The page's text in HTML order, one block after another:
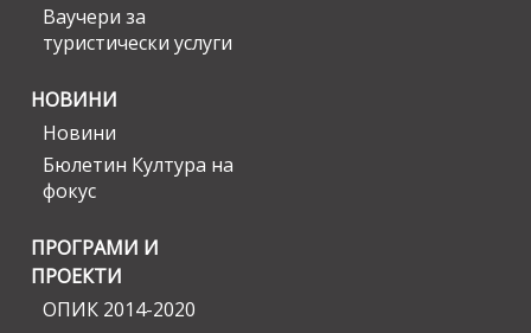
Ваучери за
туристически услуги
НОВИНИ
Новини
Бюлетин Култура на
фокус
ПРОГРАМИ И
ПРОЕКТИ
ОПИК 2014-2020